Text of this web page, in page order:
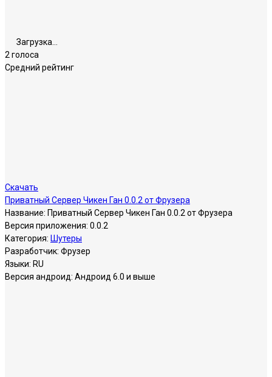
Загрузка...
2 голоса
Средний рейтинг
Скачать
Приватный Сервер Чикен Ган 0.0.2 от Фрузера
Название: Приватный Сервер Чикен Ган 0.0.2 от Фрузера
Версия приложения: 0.0.2
Категория: Шутеры
Разработчик: Фрузер
Языки: RU
Версия андроид: Андроид 6.0 и выше